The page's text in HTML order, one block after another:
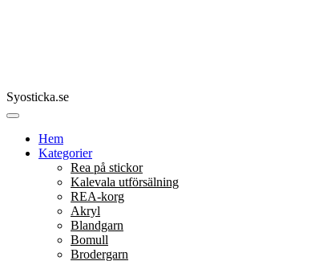
Syosticka.se
Hem
Kategorier
Rea på stickor
Kalevala utförsälning
REA-korg
Akryl
Blandgarn
Bomull
Brodergarn